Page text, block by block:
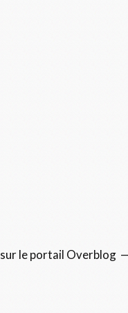
sur le portail Overblog